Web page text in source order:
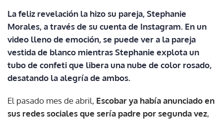
La feliz revelación la hizo su pareja, Stephanie
Morales, a través de su cuenta de Instagram. En un
video lleno de emoción, se puede ver a la pareja
vestida de blanco mientras Stephanie explota un
tubo de confeti que libera una nube de color rosado,
desatando la alegría de ambos.
El pasado mes de abril, Escobar ya había anunciado en
sus redes sociales que sería padre por segunda vez,